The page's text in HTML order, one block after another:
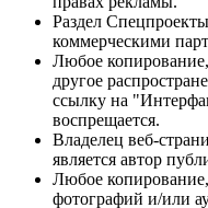
Раздел
коммерческими
Любое
другое
ссылку на
воспрещается.
Владелец веб-
является автор
Любое
фотографий и/или